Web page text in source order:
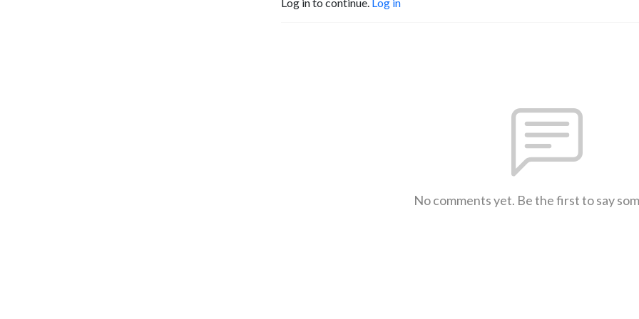
No comments yet. Be the first to say